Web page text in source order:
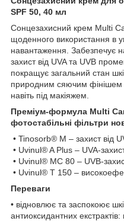
SPF 50, 40 мл
Сонцезахисний крем Multi
щоденного використання в
навантаження. Забезпечує
захист від UVA та UVB
покращує загальний стан
природним сяючим фінішем
навіть під макіяжем.
Преміум-формула Multi
фотостабільні фільтри
• Tinosorb® M – захист від
• Uvinul® A Plus – UVA-
• Uvinul® MC 80 – UVB-
• Uvinul® T 150 –
Переваги
• відновлює та заспокоює
антиоксидантних